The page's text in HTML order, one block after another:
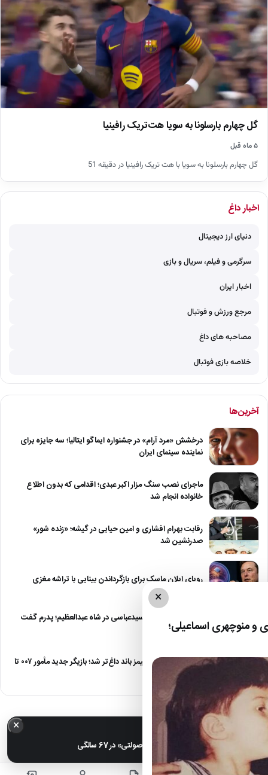
گل چهارم بارسلونا به سویا هت‌تریک رافینیا
۵ ماه قبل
گل چهارم بارسلونا به سویا با هت تریک رافینیا در دقیقه 51
اخبار داغ
دنیای ارز دیجیتال
سرگرمی و فیلم، سریال و بازی
اخبار ایران
مرجع ورزش و فوتبال
مصاحبه های داغ
خلاصه بازی فوتبال
آخرین‌ها
درخشش «مرد آرام» در جشنواره ایماگو ایتالیا؛ سه جایزه برای
نماینده سینمای ایران
ماجرای نصب سنگ مزار اکبر عبدی؛ اقدامی که بدون اطلاع
خانواده انجام شد
رقابت بهرام افشاری و امین حیایی در گیشه؛ «زنده شور»
صدرنشین شد
رویای ایلان ماسک برای بازگرداندن بینایی با تراشه مغزی
درگیری شدید داود سیدعباسی در شاه عبدالعظیم؛ پدرم گفت
طرف مُرد!
رقابت برای نقش جیمز باند داغ‌تر شد؛ بازیگر جدید مأمور ۰۰۷ تا
پایان…
×
منوچهری اسماعیلی؛
× خبر مهم
عکس| تغییر چهره «شهره صولتی» در 67 سالگی